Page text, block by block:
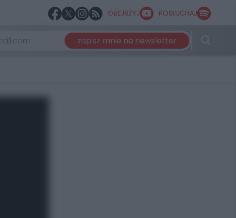
OBEJRZYJ POSŁUCHAJ
zapisz mnie na newsletter